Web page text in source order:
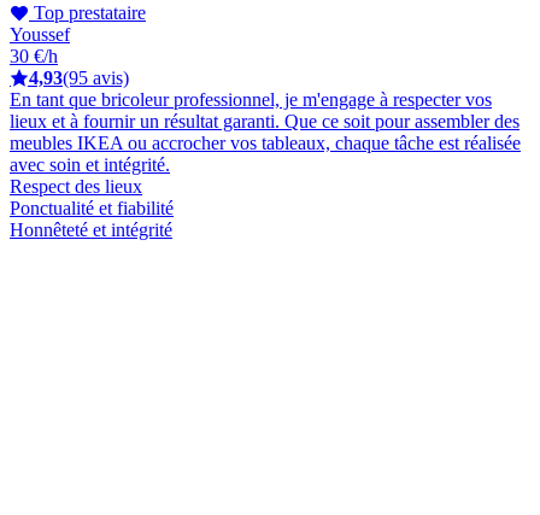
Top prestataire
Youssef
30 €/h
4,93(95 avis)
En tant que bricoleur professionnel, je m'engage à respecter vos
lieux et à fournir un résultat garanti. Que ce soit pour assembler des
meubles IKEA ou accrocher vos tableaux, chaque tâche est réalisée
avec soin et intégrité.
Respect des lieux
Ponctualité et fiabilité
Honnêteté et intégrité